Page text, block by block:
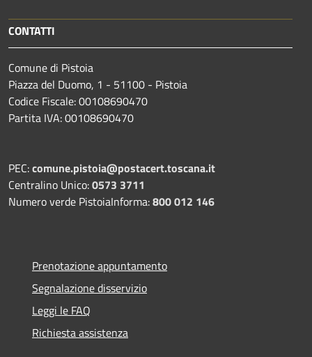
CONTATTI
Comune di Pistoia
Piazza del Duomo, 1 - 51100 - Pistoia
Codice Fiscale: 00108690470
Partita IVA: 00108690470
PEC:comune.pistoia@postacert.toscana.it
Centralino Unico:0573 3711
Numero verde PistoiaInforma:800 012 146
Prenotazione appuntamento
Segnalazione disservizio
Leggi le FAQ
Richiesta assistenza